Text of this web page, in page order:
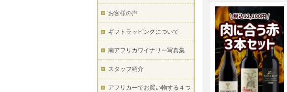
お客様の声
ギフトラッピングについて
南アフリカワイナリー写真集
スタッフ紹介
アフリカーでお買い物する４つ